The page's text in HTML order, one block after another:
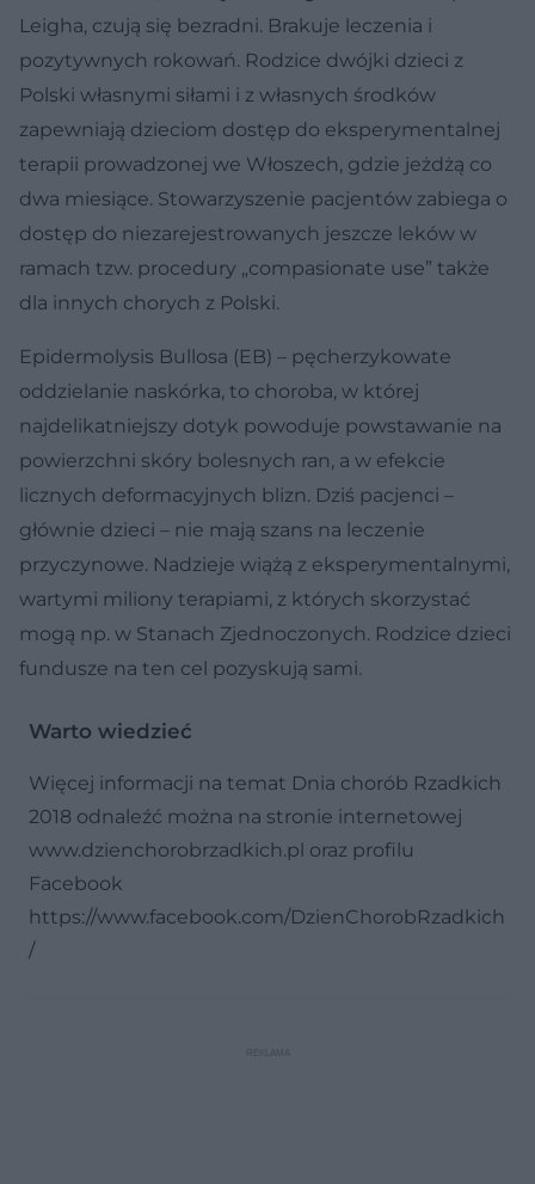
Leigha, czują się bezradni. Brakuje leczenia i
pozytywnych rokowań. Rodzice dwójki dzieci z
Polski własnymi siłami i z własnych środków
zapewniają dzieciom dostęp do eksperymentalnej
terapii prowadzonej we Włoszech, gdzie jeżdżą co
dwa miesiące. Stowarzyszenie pacjentów zabiega o
dostęp do niezarejestrowanych jeszcze leków w
ramach tzw. procedury „compasionate use” także
dla innych chorych z Polski.
Epidermolysis Bullosa (EB) – pęcherzykowate
oddzielanie naskórka, to choroba, w której
najdelikatniejszy dotyk powoduje powstawanie na
powierzchni skóry bolesnych ran, a w efekcie
licznych deformacyjnych blizn. Dziś pacjenci –
głównie dzieci – nie mają szans na leczenie
przyczynowe. Nadzieje wiążą z eksperymentalnymi,
wartymi miliony terapiami, z których skorzystać
mogą np. w Stanach Zjednoczonych. Rodzice dzieci
fundusze na ten cel pozyskują sami.
Warto wiedzieć
Więcej informacji na temat Dnia chorób Rzadkich
2018 odnaleźć można na stronie internetowej
www.dzienchorobrzadkich.pl oraz profilu
Facebook
https://www.facebook.com/DzienChorobRzadkich
/